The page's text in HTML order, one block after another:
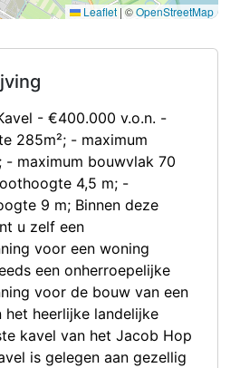
Leaflet |©OpenStreetMap
- €400.000 v.o.n. -
285m²; - maximum
- maximum bouwvlak 70
4,5 m; -
9 m; Binnen deze
u zelf een
voor een woning
een onherroepelijke
voor de bouw van een
het heerlijke landelijke
kavel van het Jacob Hop
is gelegen aan gezellig